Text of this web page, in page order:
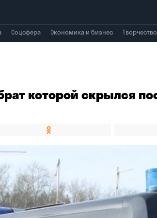
Соцсфера Экономика и бизнес Творчество
которой скрылся